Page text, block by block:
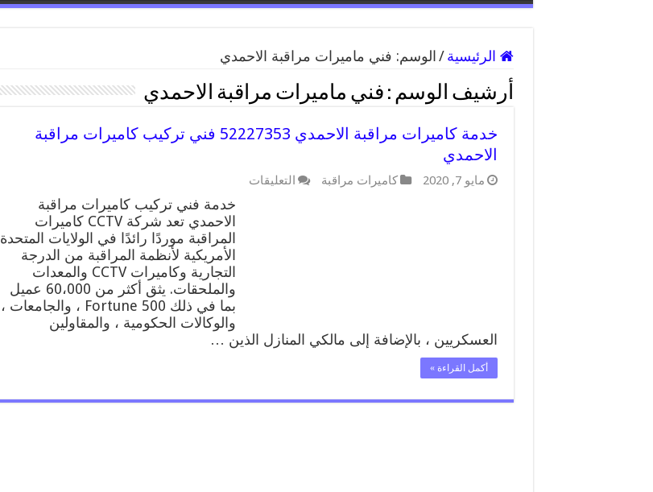
الرئيسية / الوسم: فني ماميرات مراقبة الاحمدي
أرشيف الوسم : فني ماميرات مراقبة الاحمدي
خدمة كاميرات مراقبة الاحمدي 52227353 فني تركيب كاميرات مراقبة
الاحمدي
مايو 7, 2020 كاميرات مراقبة التعليقات
كاميرات
مراقبة
الاحمدي
52227353
فني
تركيب
كاميرات
مراقبة
الاحمدي
مغلقة
خدمة فني تركيب كاميرات مراقبة
الاحمدي تعد شركة CCTV كاميرات
المراقبة موردًا رائدًا في الولايات المتحدة
الأمريكية لأنظمة المراقبة من الدرجة
التجارية وكاميرات CCTV والمعدات
والملحقات. يثق أكثر من 60،000 عميل
بما في ذلك Fortune 500 ، والجامعات ،
والوكالات الحكومية ، والمقاولين
العسكريين ، بالإضافة إلى مالكي المنازل الذين …
أكمل القراءة »